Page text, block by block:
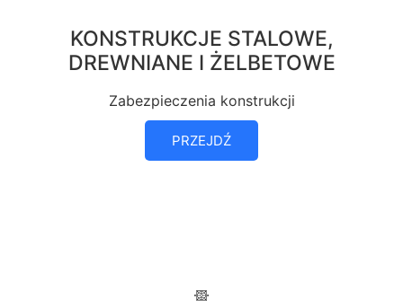
KONSTRUKCJE STALOWE,
DREWNIANE I ŻELBETOWE
Zabezpieczenia konstrukcji
PRZEJDŹ